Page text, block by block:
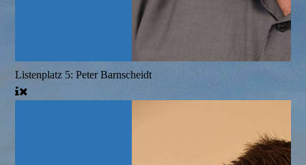
Listenplatz 5: Peter Barnscheidt